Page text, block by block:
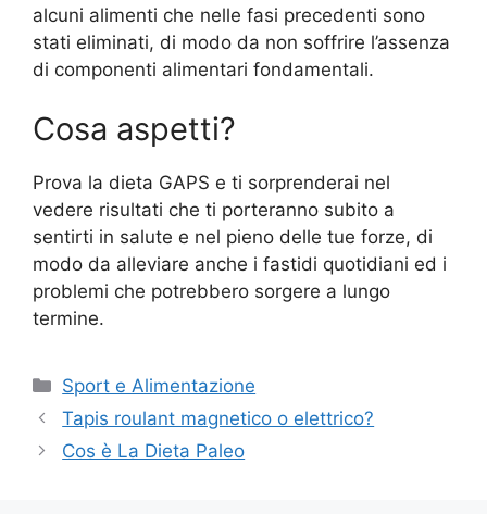
alcuni alimenti che nelle fasi precedenti sono
stati eliminati, di modo da non soffrire l’assenza
di componenti alimentari fondamentali.
Cosa aspetti?
Prova la dieta GAPS e ti sorprenderai nel
vedere risultati che ti porteranno subito a
sentirti in salute e nel pieno delle tue forze, di
modo da alleviare anche i fastidi quotidiani ed i
problemi che potrebbero sorgere a lungo
termine.
Sport e Alimentazione
Tapis roulant magnetico o elettrico?
Cos è La Dieta Paleo